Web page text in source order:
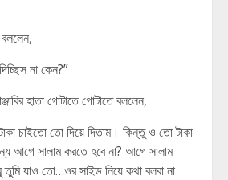
না কেন?”
হাতা গোটাতে গোটাতে বললেন,
চাইতো তো দিয়ে দিতাম। কিন্তু ও তো টাকা
আগে সালাম করতে হবে না? আগে সালাম
যাও তো…ওর সাইড নিয়ে কথা বলবা না